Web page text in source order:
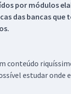
por módulos
das bancas que
conteúdo
estudar onde